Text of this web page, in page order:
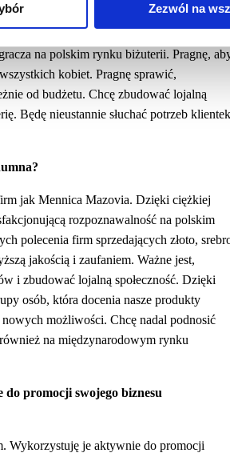
Zezwól na
klasy diamentową biżuterię
procesu i przekazywać wyjątkowe,
na polskim rynku biżuterii. Pragnę,
kobiet. Pragnę sprawić,
od budżetu. Chcę zbudować lojalną
Będę nieustannie słuchać potrzeb
jak Mennica Mazovia. Dzięki ciężkiej
rozpoznawalność na polskim
polecenia firm sprzedających złoto,
jakością i zaufaniem. Ważne jest,
i zbudować lojalną społeczność. Dzięki
osób, która docenia nasze produkty
możliwości. Chcę nadal podnosić
na międzynarodowym rynku
do promocji swojego biznesu
Wykorzystuję je aktywnie do promocji